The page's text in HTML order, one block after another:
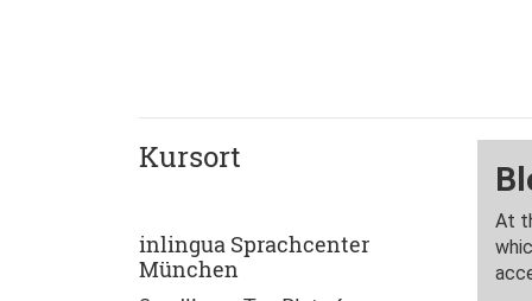
Kursort
inlingua Sprachcenter
München